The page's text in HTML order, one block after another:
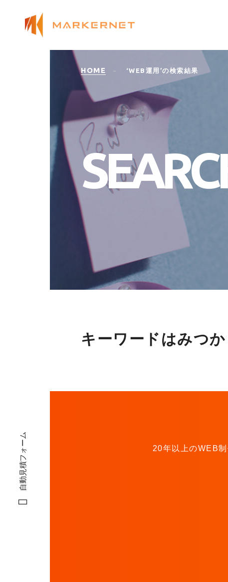
HOME ‘WEB運用’の検索結果
SEARC
キーワードはみつか
20年以上のWEB
自動見積フォーム
自動見積フォーム